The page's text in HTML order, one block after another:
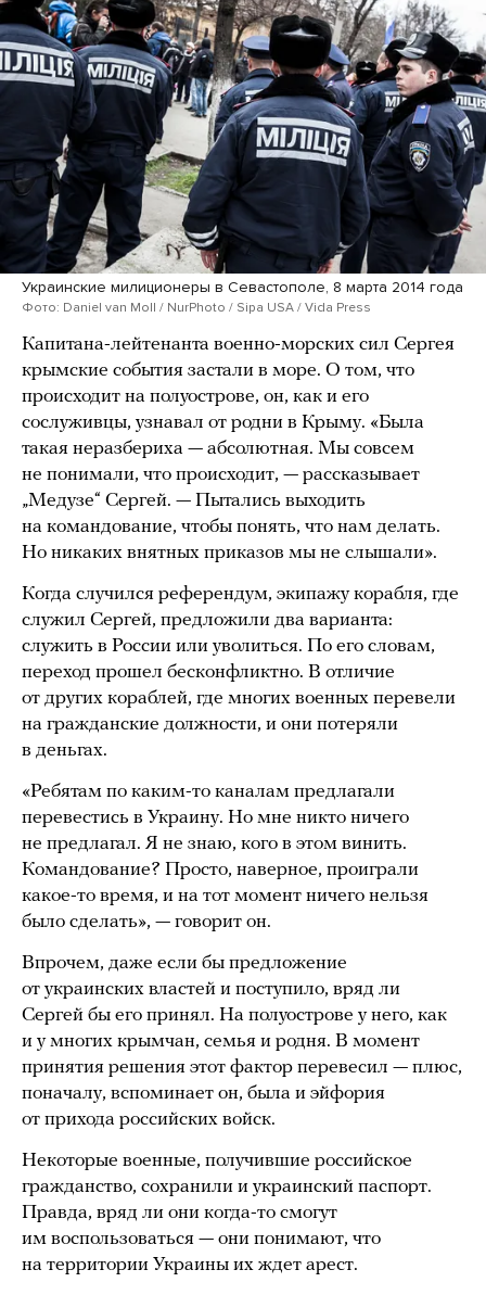
Украинские милиционеры в Севастополе, 8 марта 2014 года
Фото: Daniel van Moll / NurPhoto / Sipa USA / Vida Press
Капитана-лейтенанта военно-морских сил Сергея
крымские события застали в море. О том, что
происходит на полуострове, он, как и его
сослуживцы, узнавал от родни в Крыму. «Была
такая неразбериха — абсолютная. Мы совсем
не понимали, что происходит, — рассказывает
„Медузе“ Сергей. — Пытались выходить
на командование, чтобы понять, что нам делать.
Но никаких внятных приказов мы не слышали».
Когда случился референдум, экипажу корабля, где
служил Сергей, предложили два варианта:
служить в России или уволиться. По его словам,
переход прошел бесконфликтно. В отличие
от других кораблей, где многих военных перевели
на гражданские должности, и они потеряли
в деньгах.
«Ребятам по каким-то каналам предлагали
перевестись в Украину. Но мне никто ничего
не предлагал. Я не знаю, кого в этом винить.
Командование? Просто, наверное, проиграли
какое-то время, и на тот момент ничего нельзя
было сделать», — говорит он.
Впрочем, даже если бы предложение
от украинских властей и поступило, вряд ли
Сергей бы его принял. На полуострове у него, как
и у многих крымчан, семья и родня. В момент
принятия решения этот фактор перевесил — плюс,
поначалу, вспоминает он, была и эйфория
от прихода российских войск.
Некоторые военные, получившие российское
гражданство, сохранили и украинский паспорт.
Правда, вряд ли они когда-то смогут
им воспользоваться — они понимают, что
на территории Украины их ждет арест.